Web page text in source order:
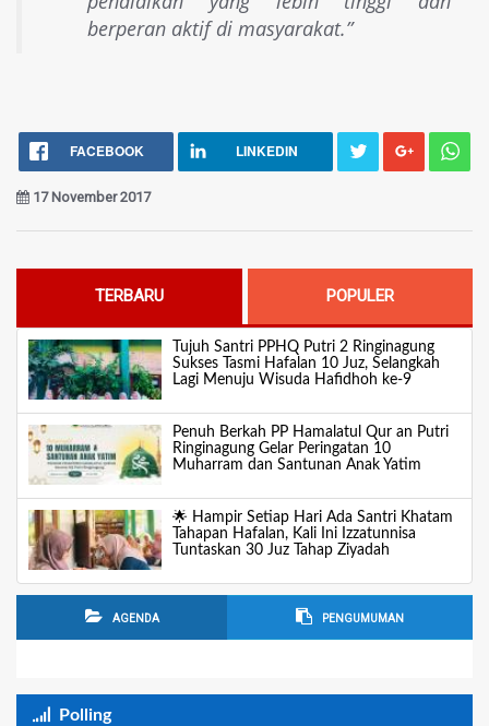
berperan aktif di masyarakat.”
FACEBOOK LINKEDIN
17 November 2017
TERBARU POPULER
Tujuh Santri PPHQ Putri 2 Ringinagung
Sukses Tasmi Hafalan 10 Juz, Selangkah
Lagi Menuju Wisuda Hafidhoh ke-9
Penuh Berkah PP Hamalatul Qur an Putri
Ringinagung Gelar Peringatan 10
Muharram dan Santunan Anak Yatim
🌟 Hampir Setiap Hari Ada Santri Khatam
Tahapan Hafalan, Kali Ini Izzatunnisa
Tuntaskan 30 Juz Tahap Ziyadah
AGENDA PENGUMUMAN
Polling